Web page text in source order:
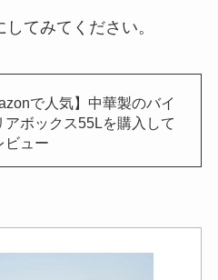
てみてください。
で人気】中華製のバイ
アボックス55Lを購入して
ビュー